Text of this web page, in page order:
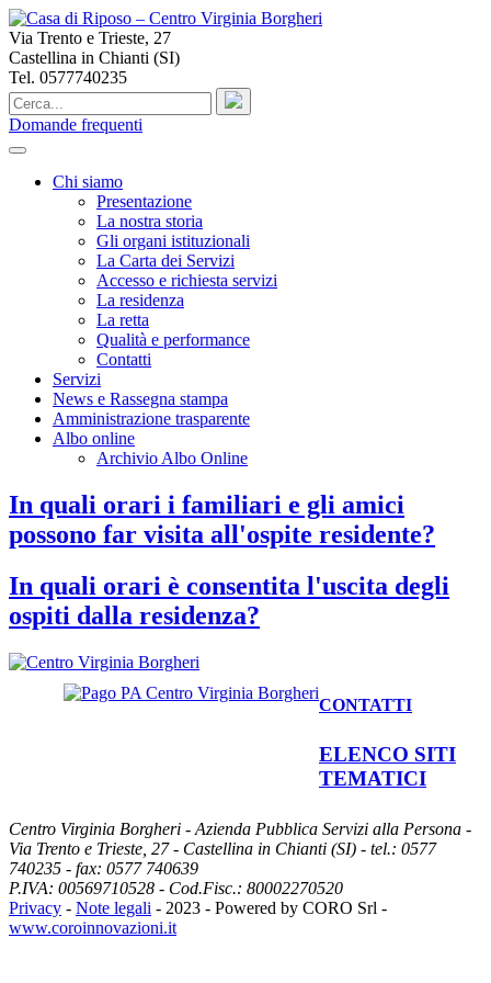
Via Trento e Trieste, 27
Castellina in Chianti (SI)
Tel. 0577740235
Domande frequenti
Chi siamo
Presentazione
La nostra storia
Gli organi istituzionali
La Carta dei Servizi
Accesso e richiesta servizi
La residenza
La retta
Qualità e performance
Contatti
Servizi
News e Rassegna stampa
Amministrazione trasparente
Albo online
Archivio Albo Online
In quali orari i familiari e gli amici
possono far visita all'ospite residente?
In quali orari è consentita l'uscita degli
ospiti dalla residenza?
CONTATTI
ELENCO SITI
TEMATICI
Centro Virginia Borgheri - Azienda Pubblica Servizi alla Persona -
Via Trento e Trieste, 27- Castellina in Chianti (SI) - tel.: 0577
740235 - fax: 0577 740639
P.IVA: 00569710528 - Cod.Fisc.: 80002270520
Privacy - Note legali - 2023 - Powered by CORO Srl -
www.coroinnovazioni.it